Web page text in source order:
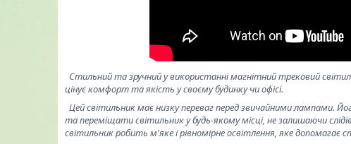
Стильний та зручний у використанні магнітний трековий
цінує комфорт та якість у своєму будинку чи офісі.
Цей світильник має низку переваг перед звичайними лампами.
та переміщати світильник у будь-якому місці, не залишаючи
світильник робить м'яке і рівномірне освітлення, яке